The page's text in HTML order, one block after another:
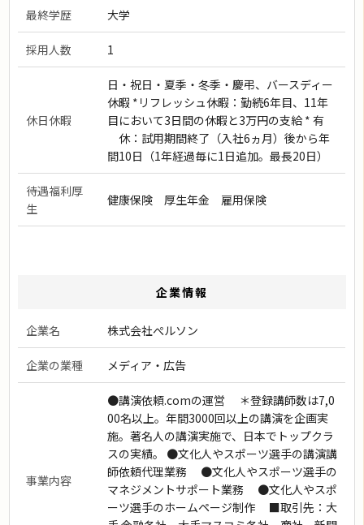
最終学歴 大学
採用人数 1
休日休暇
日・祝日・夏季・冬季・慶弔、バースディー
休暇 *リフレッシュ休暇：勤続6年目、11年
目において3日間の休暇と3万円の支給 * 有
休：試用期間終了（入社6ヵ月）後から年
間10日（1年経過毎に1日追加。最長20日）
待遇福利厚
生
健康保険 厚生年金 雇用保険
企業情報
企業名 株式会社ぺルソン
企業の業種 メディア・広告
事業内容
●講演依頼.comの運営 ＊登録講師数は7,0
00名以上。年間3000回以上の講演を企画実
施。著名人の講演実施で、日本でトップクラ
スの実績。 ●文化人やスポーツ選手の講演講
師依頼代理業務 ●文化人やスポーツ選手の
マネジメントサポート業務 ●文化人やスポ
ーツ選手のホームページ制作 ■取引先：大